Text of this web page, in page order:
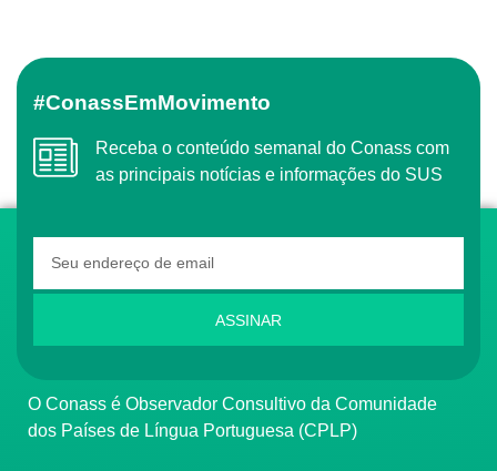
#ConassEmMovimento
Receba o conteúdo semanal do Conass com
as principais notícias e informações do SUS
ASSINAR
O Conass é Observador Consultivo da Comunidade
dos Países de Língua Portuguesa (CPLP)